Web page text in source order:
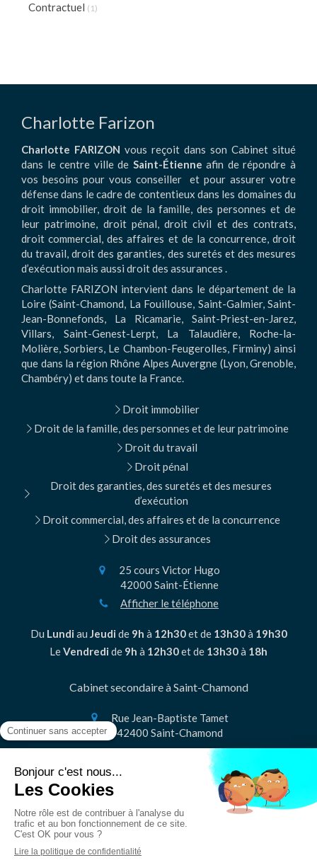
Contractuel (1)
Charlotte Farizon
Charlotte FARIZON vous reçoit dans son Cabinet situé
dans le centre ville de Saint-Étienne afin de répondre à
vos besoins pour vous conseiller et pour assurer votre
défense dans le cadre de contentieux dans les domaines du
droit immobilier, droit de la famille, des personnes et de
leur patrimoine, droit pénal, droit civil et des contrats,
droit commercial, des affaires et de la concurrence, droit
du travail, droit des garanties, des suretés et des mesures
d’exécution mais aussi droit des assurances .
Charlotte FARIZON intervient dans le département de la
Loire (Saint-Chamond, La Fouillouse, Saint-Galmier, Saint-
Jean-Bonnefonds, La Ricamarie, Saint-Priest-en-Jarez,
Villars, Saint-Genest-Lerpt, La Talaudière, Roche-la-
Molière, Sorbiers, Le Chambon-Feugerolles, Firminy) ainsi
que dans la région Rhône Alpes Auvergne (Lyon, Grenoble,
Chambéry) et dans toute la France.
Droit immobilier
Droit de la famille, des personnes et de leur patrimoine
Droit du travail
Droit pénal
Droit des garanties, des suretés et des mesures
d’exécution
Droit commercial, des affaires et de la concurrence
Droit des assurances
25 cours Victor Hugo
42000 Saint-Étienne
Afficher le téléphone
Du Lundiau Jeudide 9h à 12h30et de 13h30à 19h30
LeVendredide 9h à 12h30et de 13h30à 18h
Cabinet secondaire à Saint-Chamond
Rue Jean-Baptiste Tamet
42400 Saint-Chamond
Contacter
Mentions légales